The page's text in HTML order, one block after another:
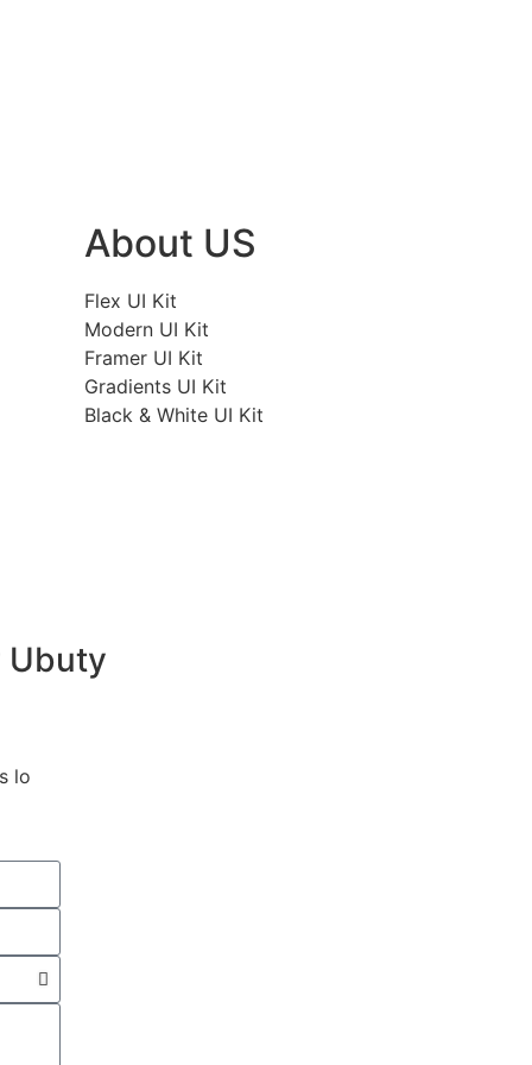
About US
Flex UI Kit
Modern UI Kit
Framer UI Kit
Gradients UI Kit
Black & White UI Kit
lo